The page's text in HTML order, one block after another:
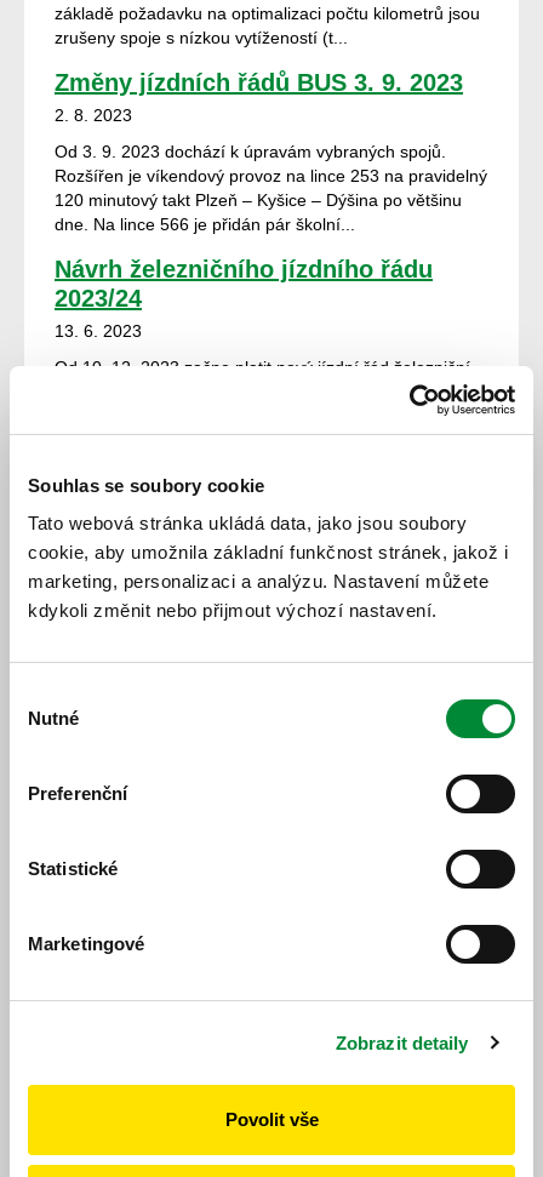
Souhlas se soubory cookie
Tato webová stránka ukládá data, jako jsou soubory
cookie, aby umožnila základní funkčnost stránek, jakož i
marketing, personalizaci a analýzu. Nastavení můžete
kdykoli změnit nebo přijmout výchozí nastavení.
souhlasu
Nutné
Preferenční
Statistické
Marketingové
Zobrazit detaily
Povolit vše
základě požadavku na optimalizaci počtu kilometrů jsou
zrušeny spoje s nízkou vytížeností (t...
Změny jízdních řádů BUS 3. 9. 2023
2. 8. 2023
Od 3. 9. 2023 dochází k úpravám vybraných spojů.
Rozšířen je víkendový provoz na lince 253 na pravidelný
120 minutový takt Plzeň – Kyšice – Dýšina po většinu
dne. Na lince 566 je přidán pár školní...
Návrh železničního jízdního řádu
2023/24
13. 6. 2023
Od 10. 12. 2023 začne platit nový jízdní řád železniční
dopravy. V návrhu jízdního řádu je možné nalézt jeho
stránkách Správy železnic https://www.sp...
Změny jízdních řádů BUS 11. 6. 2023
30. 5. 2023
K celostátnímu termínu změn jízdních řádů 11. 6. 2023
dochází zpravidla spíše k drobným změnám jednotlivých
spojů a linek. Zrušena je linka 440447 St. Plzenec –
Koterov z důvodu minimální vytíženo...
Změny jízdních řádů BUS 5. 3. 2023
Od 5. 3. 2023 dochází k drobným úpravám vybraných
zimní sezónu 2022/2023. Linka Spoje Změny Pozn.
Mimořádná změna jízdních řádů BUS
Z důvodu zpožďování linky 621 kvůil vysoké frekvenci
jízdních řádů. Na lince 621 jsou prodlouženy jízdní